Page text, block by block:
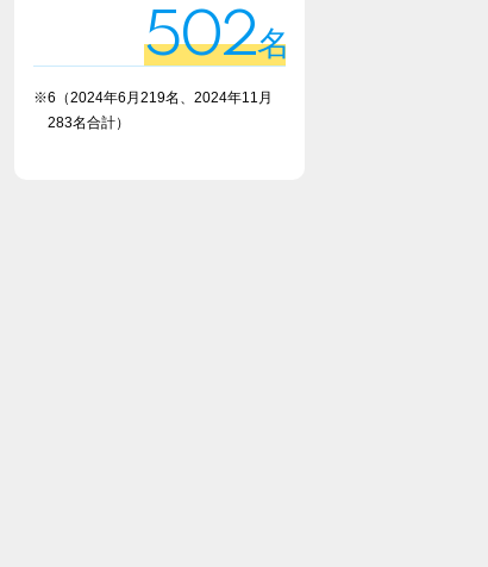
502名
※6（2024年6月219名、2024年11月
283名合計）